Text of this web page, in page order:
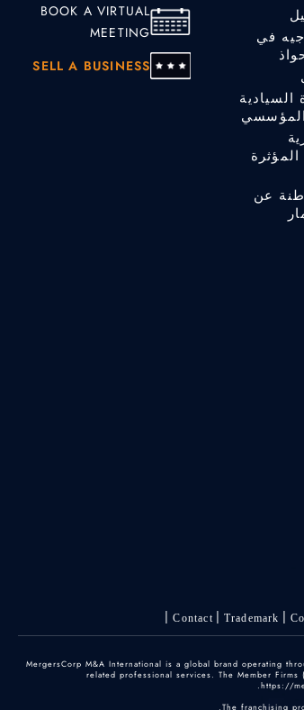
في
عن
BOOK A VIRTUAL
MEETING
SELL A BUSINESS
Trademark
Contact
© 2025 MergersCorp M&A International is a global brand
related professional services. The Member
https://
The franchising